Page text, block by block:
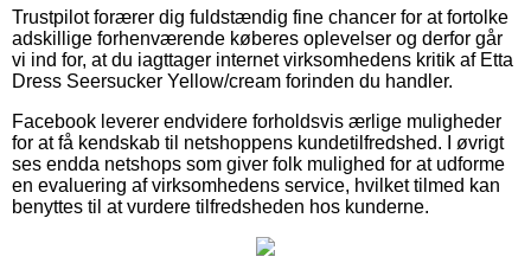
Trustpilot forærer dig fuldstændig fine chancer for at fortolke
adskillige forhenværende køberes oplevelser og derfor går
vi ind for, at du iagttager internet virksomhedens kritik af Etta
Dress Seersucker Yellow/cream forinden du handler.
Facebook leverer endvidere forholdsvis ærlige muligheder
for at få kendskab til netshoppens kundetilfredshed. I øvrigt
ses endda netshops som giver folk mulighed for at udforme
en evaluering af virksomhedens service, hvilket tilmed kan
benyttes til at vurdere tilfredsheden hos kunderne.